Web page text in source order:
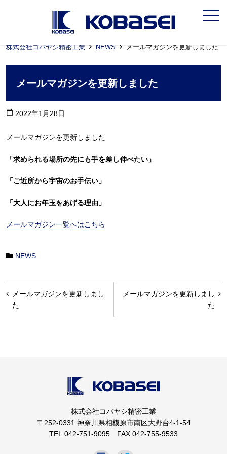
メニュー
株式会社コバヤシ精密工業 NEWS メールマガジンを更新しました
メールマガジンを更新しました
calendar_today 2022年1月28日
メールマガジンを更新しました
「求められる場所の先にも手を差し伸べたい」
「ご近所から宇宙のお手伝い」
「大人にお年玉をあげる理由」
メールマガジン一覧へはこちら
NEWS
投
稿
メールマガジンを更新しまし
た
メールマガジンを更新しまし
た
株式会社コバヤシ精密工業
〒252-0331 神奈川県相模原市南区大野台4-1-54
TEL:042-751-9095 FAX:042-755-9533